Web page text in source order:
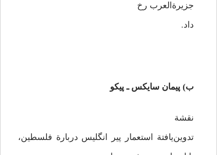
جزيرة‌العرب رخ
داد.
ب) پيمان سايكس ـ پيكو
نقشة
تدوين‌يافتة استعمار پير انگليس دربارة فلسطين،